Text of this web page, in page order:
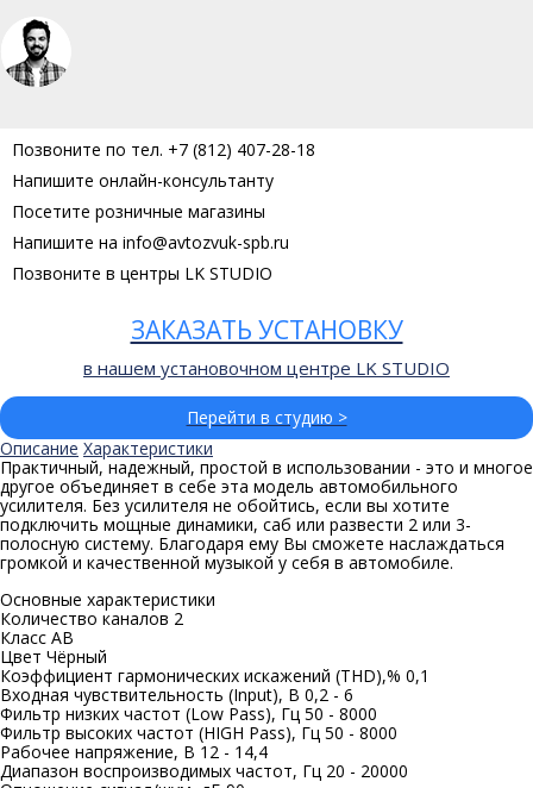
Позвоните по тел. +7 (812) 407-28-18
Напишите онлайн-консультанту
Посетите розничные магазины
Напишите на info@avtozvuk-spb.ru
Позвоните в центры LK STUDIO
ЗАКАЗАТЬ УСТАНОВКУ
в нашем установочном центре LK STUDIO
Перейти в студию >
Описание Характеристики
Практичный, надежный, простой в использовании - это и многое
другое объединяет в себе эта модель автомобильного
усилителя. Без усилителя не обойтись, если вы хотите
подключить мощные динамики, саб или развести 2 или 3-
полосную систему. Благодаря ему Вы сможете наслаждаться
громкой и качественной музыкой у себя в автомобиле.
Основные характеристики
Количество каналов 2
Класс AB
Цвет Чёрный
Коэффициент гармонических искажений (THD),% 0,1
Входная чувствительность (Input), В 0,2 - 6
Фильтр низких частот (Low Pass), Гц 50 - 8000
Фильтр высоких частот (HIGH Pass), Гц 50 - 8000
Рабочее напряжение, В 12 - 14,4
Диапазон воспроизводимых частот, Гц 20 - 20000